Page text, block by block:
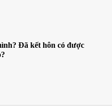
Đã kết hôn có được